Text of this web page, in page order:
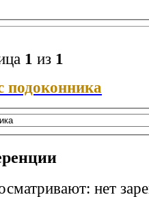
1 из 1
подоконника
нет